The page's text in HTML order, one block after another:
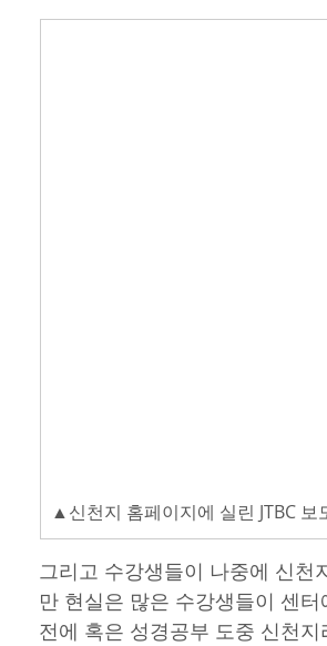
▲신천지 홈페이지에 실린 JTBC 보
그리고 수강생들이 나중에 신천
만 현실은 많은 수강생들이 센
전에 혹은 성경공부 도중 신천